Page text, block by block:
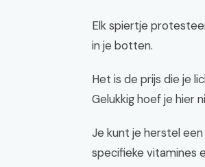
Elk spiertje
in je botten.
Het is de prijs die je
Gelukkig hoef je hier
Je kunt je herstel
specifieke vitamines